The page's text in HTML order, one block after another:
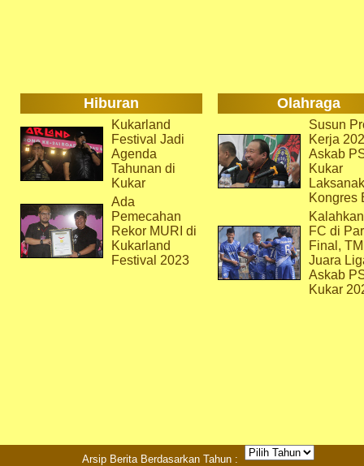
Hiburan Olahraga
Kukarland
Festival Jadi
Agenda
Tahunan di
Kukar
Ada
Pemecahan
Rekor MURI di
Kukarland
Festival 2023
Susun
Kerja
Askab
Kukar
Kongres
FC di
Final,
Juara
Askab
Kukar
Arsip Berita Berdasarkan Tahun :